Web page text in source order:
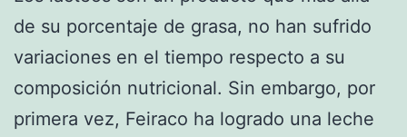
de su porcentaje de grasa, no han sufrido
variaciones en el tiempo respecto a su
composición nutricional. Sin embargo, por
primera vez, Feiraco ha logrado una leche